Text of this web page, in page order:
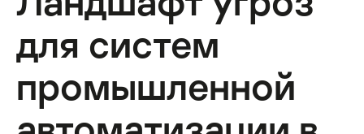
Уязвимости
Статистика
Русский
для систем
промышленной